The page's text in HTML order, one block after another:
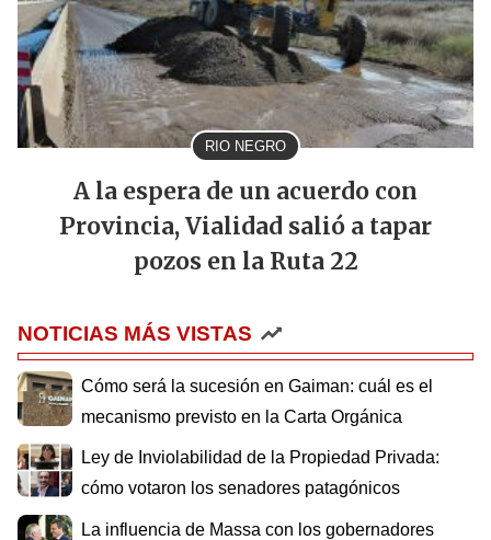
RIO NEGRO
A la espera de un acuerdo con
Provincia, Vialidad salió a tapar
pozos en la Ruta 22
NOTICIAS MÁS VISTAS
Cómo será la sucesión en Gaiman: cuál es el
mecanismo previsto en la Carta Orgánica
Ley de Inviolabilidad de la Propiedad Privada:
cómo votaron los senadores patagónicos
La influencia de Massa con los gobernadores